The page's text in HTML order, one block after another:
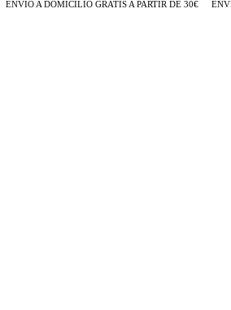
ENVÍO A DOMICILIO GRATIS A PARTIR DE 30€